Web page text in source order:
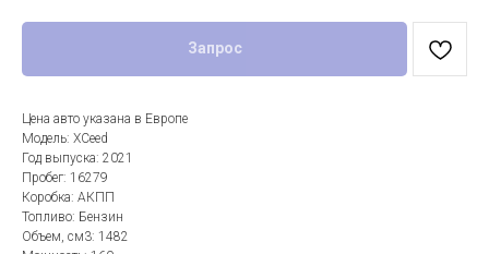
Запрос
Цена авто указана в Европе
Модель: XCeed
Год выпуска: 2021
Пробег: 16279
Коробка: АКПП
Топливо: Бензин
Объем, см3: 1482